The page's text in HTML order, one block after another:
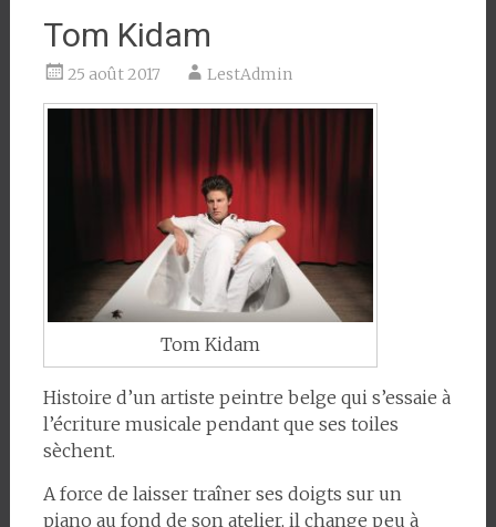
Tom Kidam
25 août 2017 LestAdmin
Tom Kidam
Histoire d’un artiste peintre belge qui s’essaie à
l’écriture musicale pendant que ses toiles
sèchent.
A force de laisser traîner ses doigts sur un
piano au fond de son atelier, il change peu à